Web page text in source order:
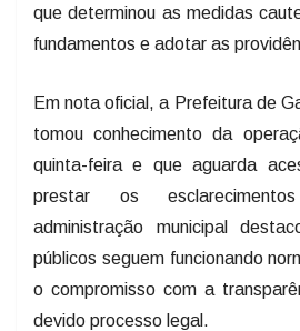
que determinou as medidas
fundamentos e adotar as
Em nota oficial, a Prefeitura de
tomou conhecimento da
quinta-feira e que aguarda
prestar os
administração municipal
públicos seguem funcionando
o compromisso com a
devido processo legal.